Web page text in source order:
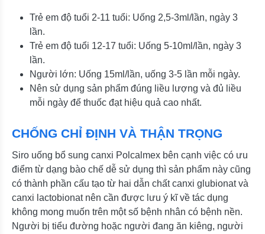
Trẻ em độ tuổi 2-11 tuổi: Uống 2,5-3ml/lần, ngày 3
lần.
Trẻ em độ tuổi 12-17 tuổi: Uống 5-10ml/lần, ngày 3
lần.
Người lớn: Uống 15ml/lần, uống 3-5 lần mỗi ngày.
Nên sử dụng sản phẩm đúng liều lượng và đủ liều
mỗi ngày để thuốc đạt hiệu quả cao nhất.
CHỐNG CHỈ ĐỊNH VÀ THẬN TRỌNG
Siro uống bổ sung canxi Polcalmex bên cạnh việc có ưu
điểm từ dạng bào chế dễ sử dụng thì sản phẩm này cũng
có thành phần cấu tạo từ hai dẫn chất canxi glubionat và
canxi lactobionat nên cần được lưu ý kĩ về tác dụng
không mong muốn trên một số bệnh nhân có bệnh nền.
Người bị tiểu đường hoặc người đang ăn kiêng, người